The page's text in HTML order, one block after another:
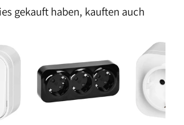
gekauft haben, kauften auch